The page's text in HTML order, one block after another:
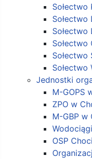
Sołectwo
Sołectwo
Sołectwo
Sołectwo
Sołectwo
Sołectwo
Jednostki
M-GOPS
ZPO w
M-GBP w
OSP